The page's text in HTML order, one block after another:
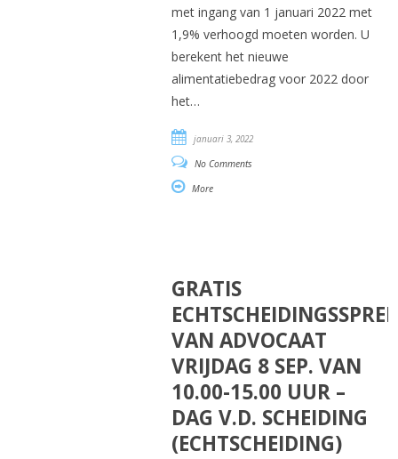
met ingang van 1 januari 2022 met
1,9% verhoogd moeten worden. U
berekent het nieuwe
alimentatiebedrag voor 2022 door
het…
januari 3, 2022
No Comments
More
GRATIS
VAN ADVOCAAT
VRIJDAG 8 SEP. VAN
10.00-15.00 UUR –
DAG V.D. SCHEIDING
(ECHTSCHEIDING)